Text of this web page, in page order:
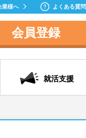
業様へ よくある質問
会員登録
就活支援